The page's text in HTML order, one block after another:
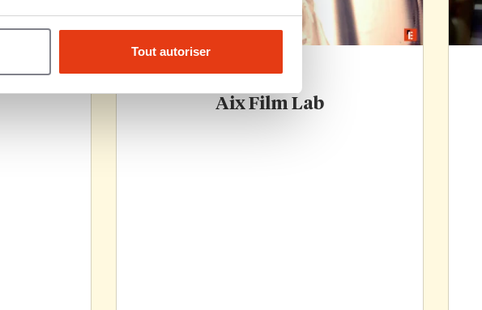
Tout autoriser
Aix Film Lab